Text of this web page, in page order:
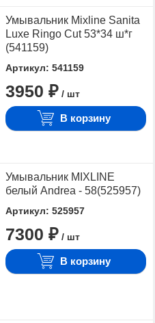
Умывальник Mixline Sanita
Luxe Ringo Cut 53*34 ш*г
(541159)
Артикул: 541159
3950 ₽ / шт
В корзину
Умывальник MIXLINE
белый Andrea - 58(525957)
Артикул: 525957
7300 ₽ / шт
В корзину